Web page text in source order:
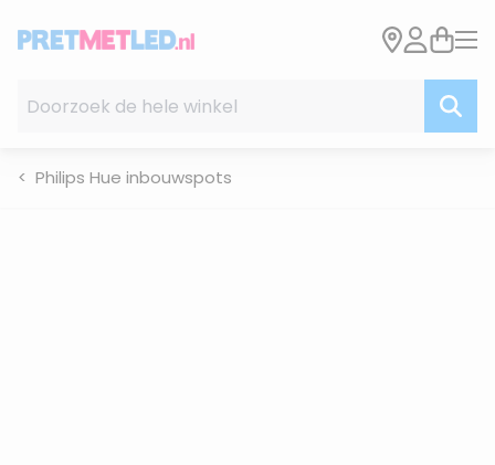
Philips Hue inbouwspots